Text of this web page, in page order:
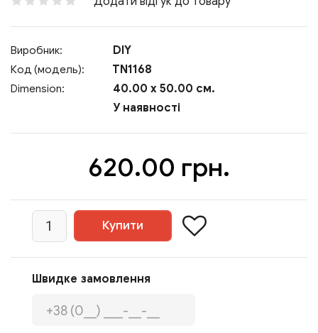
Виробник: DIY
Код (модель): TN1168
Dimension:
40.00 x 50.00 см.
У наявності
620.00 грн.
Швидке замовлення